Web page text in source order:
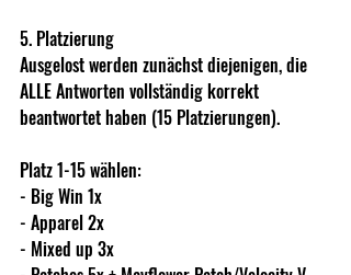
5. Platzierung
Ausgelost werden zunächst diejenigen, die
ALLE Antworten vollständig korrekt
beantwortet haben (15 Platzierungen).
Platz 1-15 wählen:
- Big Win 1x
- Apparel 2x
- Mixed up 3x